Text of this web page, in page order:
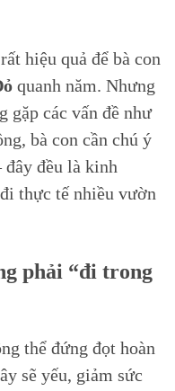
hiệu quả để bà con
quanh năm. Nhưng
gặp các vấn đề như
bà con cần chú ý
đây đều là kinh
thực tế nhiều vườn
phải “đi trong
thể đứng đọt hoàn
sẽ yếu, giảm sức